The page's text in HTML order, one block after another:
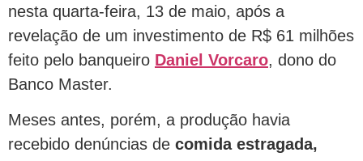
nesta quarta-feira, 13 de maio, após a
revelação de um investimento de R$ 61 milhões
feito pelo banqueiro Daniel Vorcaro, dono do
Banco Master.
Meses antes, porém, a produção havia
recebido denúncias de comida estragada,